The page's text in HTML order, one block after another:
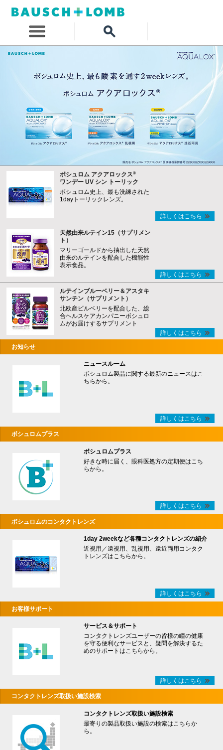
ボシュロム アクアロックス®
ワンデー UV シン トーリック
ボシュロム史上、最も洗練された
1dayトーリックレンズ。
詳しくはこちら
天然由来ルテイン15（サプリメン
ト）
マリーゴールドから抽出した天然
由来のルテインを配合した機能性
表示食品。
詳しくはこちら
ルテインブルーベリー＆アスタキ
サンチン（サプリメント）
北欧産ビルベリーを配合した、総
合ヘルスケアカンパニーボシュロ
ムがお届けするサプリメント
詳しくはこちら
お知らせ
ニュースルーム
ボシュロム製品に関する最新のニュースはこ
ちらから。
詳しくはこちら
ボシュロムプラス
ボシュロムプラス
好きな時に届く、眼科医処方の定期便はこち
らから。
詳しくはこちら
ボシュロムのコンタクトレンズ
1day 2weekなど各種コンタクトレンズの紹介
近視用／遠視用、乱視用、遠近両用コンタク
トレンズはこちらから。
詳しくはこちら
お客様サポート
サービス＆サポート
コンタクトレンズユーザーの皆様の瞳の健康
を守る便利なサービスと、疑問を解決するた
めのサポートはこちらから。
詳しくはこちら
コンタクトレンズ取扱い施設検索
コンタクトレンズ取扱い施設検索
最寄りの製品取扱い施設の検索はこちらか
ら。